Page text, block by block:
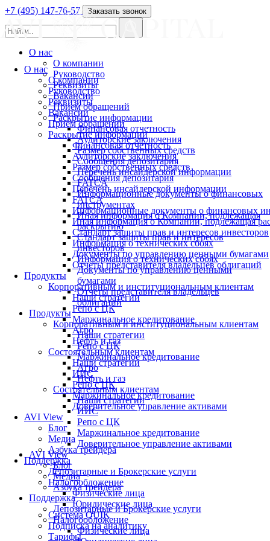
О нас
О компании
Руководство
Реквизиты
Вакансии
Прием обращений
Раскрытие информации
Финансовая отчетность
Аудиторские заключения
Размер собственных средств
Сообщения депозитария
Перечень инсайдерской информации
FATCA
Информационные документы о финансовых
Иная информация о Компании, подлежащая
Стандарт защиты прав и интересов инвесторов
Информация о технических сбоях
Документы по управлению ценными бумагами
Отчеты представителя владельцев облигаций
Продукты
Корпоративным и институциональным клиентам
Наши стратегии
Репо с ЦК
Маржинальное кредитование
Агро
Нефть и газ
Состоятельным клиентам
Наши стратегии
ИИС
Репо с ЦК
Маржинальное кредитование
Доверительное управление активами
AVI View
Блог
Медиа
Азбука трейдера
Поддержка
Депозитарные и Брокерские услуги
Налогообложение
Физические лица
Юридические лица
Система QUIK
Подписка на аналитику
Тарифы
+7 (495) 147-76-57 Заказать звонок
О нас
О компании
Руководство
Реквизиты
Вакансии
Прием обращений
Раскрытие информации
Финансовая отчетность
Аудиторские заключения
Размер собственных средств
Сообщения депозитария
Перечень инсайдерской информации
FATCA
Информационные документы о финансовых
инструментах
Иная информация о Компании, подлежащая
раскрытию
Стандарт защиты прав и интересов
инвесторов
Информация о технических сбоях
Документы по управлению ценными
бумагами
Отчеты представителя владельцев
облигаций
Продукты
Корпоративным и институциональным клиентам
Наши стратегии
Репо с ЦК
Маржинальное кредитование
Агро
Нефть и газ
Состоятельным клиентам
Наши стратегии
ИИС
Репо с ЦК
Маржинальное кредитование
Доверительное управление активами
AVI View
Блог
Медиа
Азбука трейдера
Поддержка
Депозитарные и Брокерские услуги
Налогообложение
Физические лица